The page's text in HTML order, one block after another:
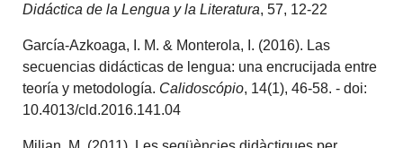
Didáctica de la Lengua y la Literatura, 57, 12-22
García-Azkoaga, I. M. & Monterola, I. (2016). Las
secuencias didácticas de lengua: una encrucijada entre
teoría y metodología. Calidoscópio, 14(1), 46-58. - doi:
10.4013/cld.2016.141.04